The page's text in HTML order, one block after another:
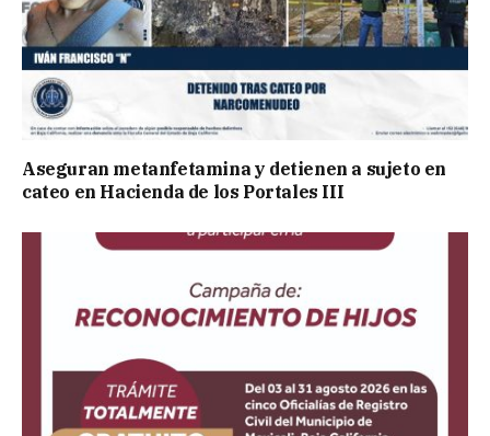
Aseguran metanfetamina y detienen a sujeto en
cateo en Hacienda de los Portales III